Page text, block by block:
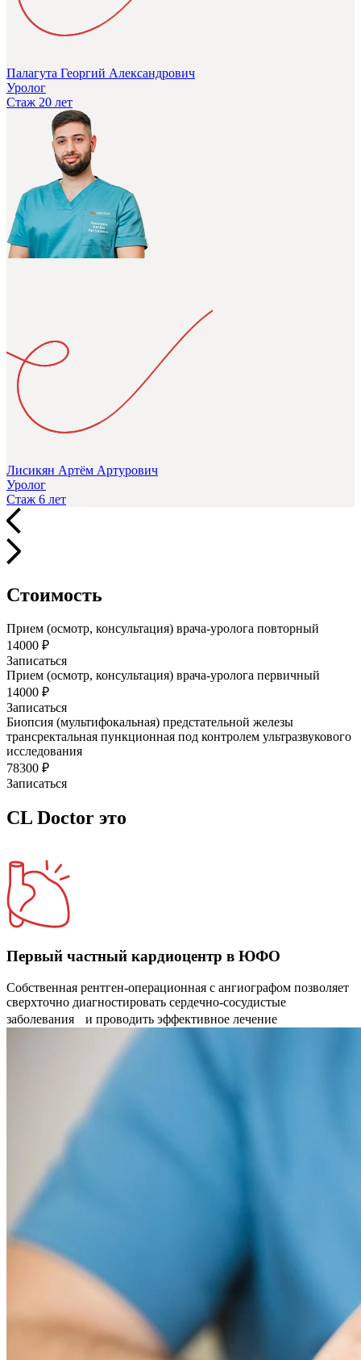
Палагута Георгий Александрович
Уролог
Стаж 20 лет
Лисикян Артём Артурович
Уролог
Стаж 6 лет
Стоимость
Прием (осмотр, консультация) врача-уролога повторный
14000 ₽
Записаться
Прием (осмотр, консультация) врача-уролога первичный
14000 ₽
Записаться
Биопсия (мультифокальная) предстательной железы
трансректальная пункционная под контролем ультразвукового
исследования
78300 ₽
Записаться
CL Doctor это
Первый частный кардиоцентр в ЮФО
Собственная рентген-операционная с ангиографом позволяет
сверхточно диагностировать сердечно-сосудистые
заболевания и проводить эффективное лечение